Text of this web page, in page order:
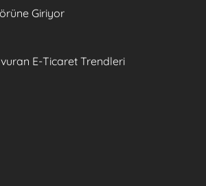
Giriyor
E-Ticaret Trendleri